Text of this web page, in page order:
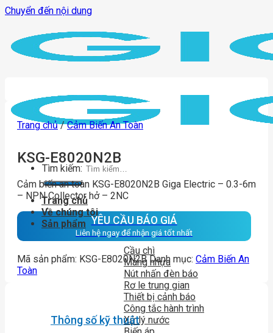
Chuyển đến nội dung
Tìm kiếm:
Trang chủ
Về chúng tôi
Sản phẩm
Cầu chì
Máng nhựa
Nút nhấn đèn báo
Rơ le trung gian
Thiết bị cảnh báo
Công tắc hành trình
Xử lý nước
Trang chủ / Cảm Biến An Toàn
KSG-E8020N2B
Cảm biến an toàn KSG-E8020N2B Giga Electric – 0.3-6m
– NPN Collector hở – 2NC
YÊU CẦU BÁO GIÁ
Liên hệ ngay để nhận giá tốt nhất
Mã sản phẩm: KSG-E8020N2B Danh mục: Cảm Biến An
Toàn
Thông số kỹ thuật